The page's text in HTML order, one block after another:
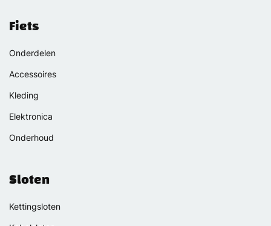
Fiets
Onderdelen
Accessoires
Kleding
Elektronica
Onderhoud
Sloten
Kettingsloten